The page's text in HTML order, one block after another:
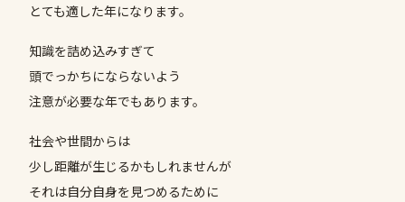
とても適した年になります。
知識を詰め込みすぎて
頭でっかちにならないよう
注意が必要な年でもあります。
社会や世間からは
少し距離が生じるかもしれませんが
それは自分自身を見つめるために